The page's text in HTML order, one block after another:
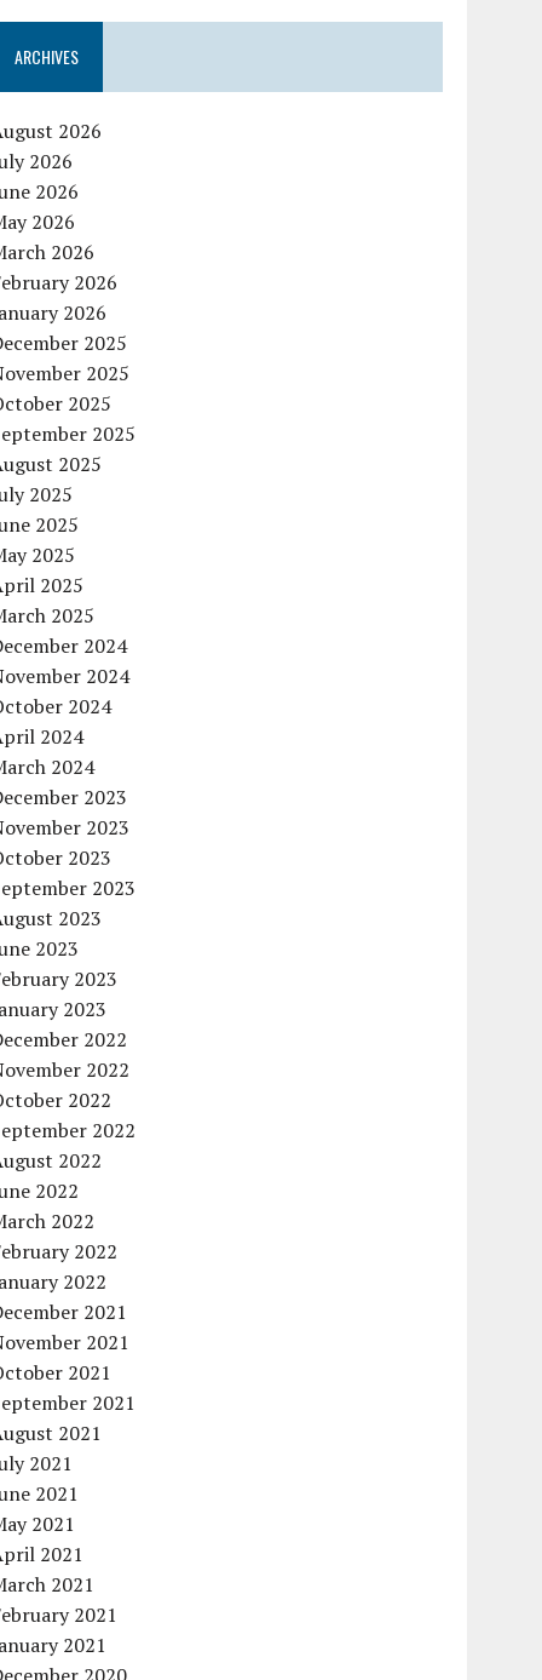
ARCHIVES
2026
2026
2026
2026
2026
2026
2026
2025
2025
2025
2025
2025
2025
2025
2025
2025
2025
2024
2024
2024
2024
2024
2023
2023
2023
2023
2023
2023
2023
2023
2022
2022
2022
2022
2022
2022
2022
2022
2022
2021
2021
2021
2021
2021
2021
2021
2021
2021
2021
2021
2021